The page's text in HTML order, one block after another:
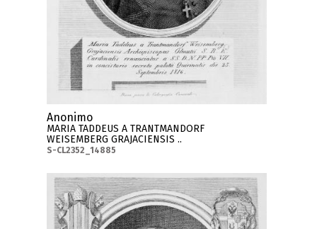
Anonimo
MARIA TADDEUS A TRANTMANDORF
WEISEMBERG GRAJACIENSIS ..
S-CL2352_14885